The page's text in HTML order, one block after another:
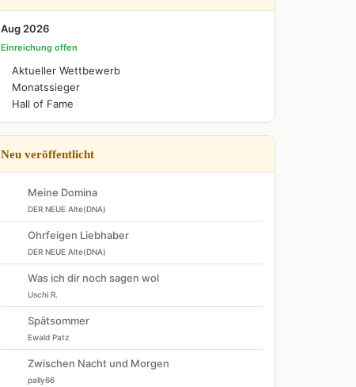
Aug 2026
Einreichung offen
Aktueller Wettbewerb
Monatssieger
Hall of Fame
Neu veröffentlicht
Meine Domina
DER NEUE Alte(DNA)
Ohrfeigen Liebhaber
DER NEUE Alte(DNA)
Was ich dir noch sagen wol
Uschi R.
Spätsommer
Ewald Patz
Zwischen Nacht und Morgen
pally66